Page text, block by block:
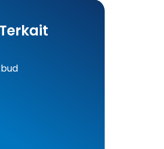
Terkait